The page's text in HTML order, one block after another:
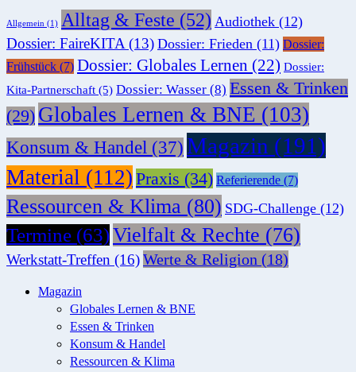
Allgemein (1) Alltag & Feste (52) Audiothek (12)
Dossier: FaireKITA (13) Dossier: Frieden (11) Dossier:
Frühstück (7) Dossier: Globales Lernen (22) Dossier:
Kita-Partnerschaft (5) Dossier: Wasser (8) Essen & Trinken
(29) Globales Lernen & BNE (103)
Konsum & Handel (37) Magazin (191)
Material (112) Praxis (34) Referierende (7)
Ressourcen & Klima (80) SDG-Challenge (12)
Termine (63)Vielfalt & Rechte (76)
Werkstatt-Treffen (16)Werte & Religion (18)
Magazin
Globales Lernen & BNE
Essen & Trinken
Konsum & Handel
Ressourcen & Klima